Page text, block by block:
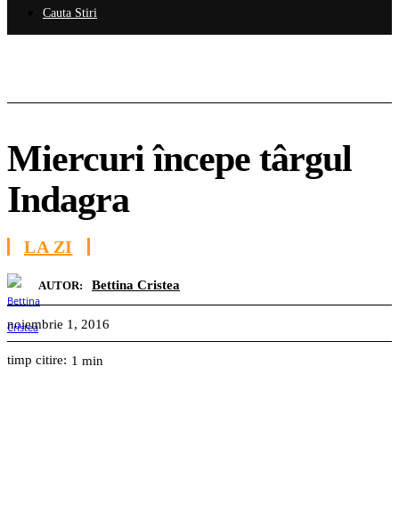
Cauta Stiri
Miercuri începe târgul
Indagra
LA ZI
AUTOR: Bettina Cristea
noiembrie 1, 2016
timp citire: 1 min